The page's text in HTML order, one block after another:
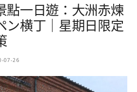
點一日遊：大洲赤煉
ン横丁｜星期日限定
07-26